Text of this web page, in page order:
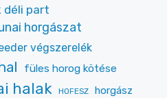
déli part
horgászat
végszerelék
füles horog kötése
halak HOFESZ horgász